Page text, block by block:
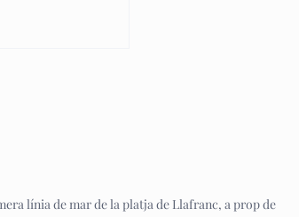
línia de mar de la platja de Llafranc, a prop de